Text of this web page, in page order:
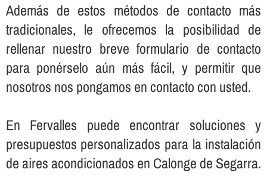
Además de estos métodos de contacto más
tradicionales, le ofrecemos la posibilidad de
rellenar nuestro breve formulario de contacto
para ponérselo aún más fácil, y permitir que
nosotros nos pongamos en contacto con usted.
En Fervalles puede encontrar soluciones y
presupuestos personalizados para la instalación
de aires acondicionados en Calonge de Segarra.